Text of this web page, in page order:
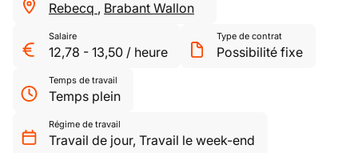
Rebecq , Brabant Wallon
Salaire
12,78 - 13,50 / heure
Type de contrat
Possibilité fixe
Temps de travail
Temps plein
Régime de travail
Travail de jour, Travail le week-end